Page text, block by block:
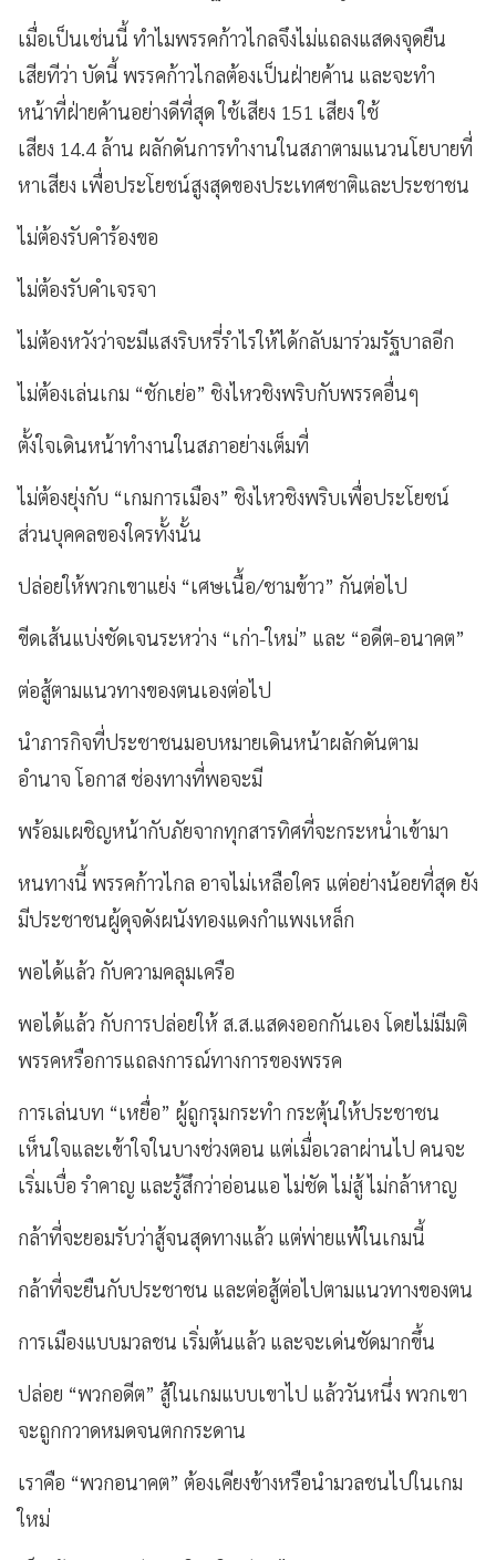
เมื่อเป็นเช่นนี้ ทำไมพรรคก้าวไกลจึงไม่แถลงแสดงจุดยืน
เสียทีว่า บัดนี้ พรรคก้าวไกลต้องเป็นฝ่ายค้าน และจะทำ
หน้าที่ฝ่ายค้านอย่างดีที่สุด ใช้เสียง 151 เสียง ใช้
เสียง 14.4 ล้าน ผลักดันการทำงานในสภาตามแนวนโยบายที่
หาเสียง เพื่อประโยชน์สูงสุดของประเทศชาติและประชาชน
ไม่ต้องรับคำร้องขอ
ไม่ต้องรับคำเจรจา
ไม่ต้องหวังว่าจะมีแสงริบหรี่รำไรให้ได้กลับมาร่วมรัฐบาลอีก
ไม่ต้องเล่นเกม “ชักเย่อ” ชิงไหวชิงพริบกับพรรคอื่นๆ
ตั้งใจเดินหน้าทำงานในสภาอย่างเต็มที่
ไม่ต้องยุ่งกับ “เกมการเมือง” ชิงไหวชิงพริบเพื่อประโยชน์
ส่วนบุคคลของใครทั้งนั้น
ปล่อยให้พวกเขาแย่ง “เศษเนื้อ/ชามข้าว” กันต่อไป
ขีดเส้นแบ่งชัดเจนระหว่าง “เก่า-ใหม่” และ “อดีต-อนาคต”
ต่อสู้ตามแนวทางของตนเองต่อไป
นำภารกิจที่ประชาชนมอบหมายเดินหน้าผลักดันตาม
อำนาจ โอกาส ช่องทางที่พอจะมี
พร้อมเผชิญหน้ากับภัยจากทุกสารทิศที่จะกระหน่ำเข้ามา
หนทางนี้ พรรคก้าวไกล อาจไม่เหลือใคร แต่อย่างน้อยที่สุด ยัง
มีประชาชนผู้ดุจดังผนังทองแดงกำแพงเหล็ก
พอได้แล้ว กับความคลุมเครือ
พอได้แล้ว กับการปล่อยให้ ส.ส.แสดงออกกันเอง โดยไม่มีมติ
พรรคหรือการแถลงการณ์ทางการของพรรค
การเล่นบท “เหยื่อ” ผู้ถูกรุมกระทำ กระตุ้นให้ประชาชน
เห็นใจและเข้าใจในบางช่วงตอน แต่เมื่อเวลาผ่านไป คนจะ
เริ่มเบื่อ รำคาญ และรู้สึกว่าอ่อนแอ ไม่ชัด ไม่สู้ ไม่กล้าหาญ
กล้าที่จะยอมรับว่าสู้จนสุดทางแล้ว แต่พ่ายแพ้ในเกมนี้
กล้าที่จะยืนกับประชาชน และต่อสู้ต่อไปตามแนวทางของตน
การเมืองแบบมวลชน เริ่มต้นแล้ว และจะเด่นชัดมากขึ้น
ปล่อย “พวกอดีต” สู้ในเกมแบบเขาไป แล้ววันหนึ่ง พวกเขา
จะถูกกวาดหมดจนตกกระดาน
เราคือ “พวกอนาคต” ต้องเคียงข้างหรือนำมวลชนไปในเกม
ใหม่